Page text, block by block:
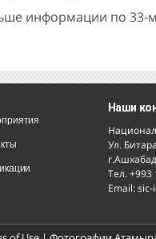
информации по 33-
Наши
Ул.
Тел. +993
Email: